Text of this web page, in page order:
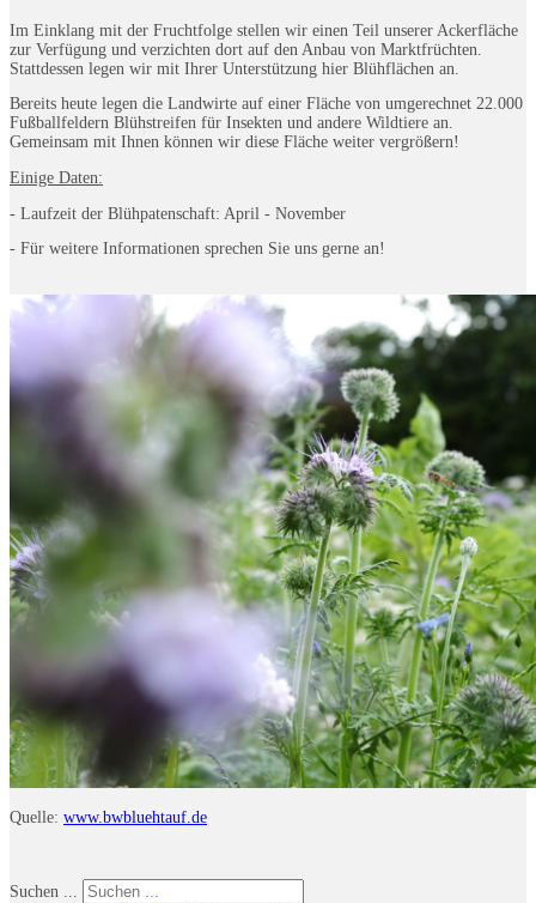
Im Einklang mit der Fruchtfolge stellen wir einen Teil unserer Ackerfläche
zur Verfügung und verzichten dort auf den Anbau von Marktfrüchten.
Stattdessen legen wir mit Ihrer Unterstützung hier Blühflächen an.
Bereits heute legen die Landwirte auf einer Fläche von umgerechnet 22.000
Fußballfeldern Blühstreifen für Insekten und andere Wildtiere an.
Gemeinsam mit Ihnen können wir diese Fläche weiter vergrößern!
Einige Daten:
- Laufzeit der Blühpatenschaft: April - November
- Für weitere Informationen sprechen Sie uns gerne an!
Quelle: www.bwbluehtauf.de
Suchen ...